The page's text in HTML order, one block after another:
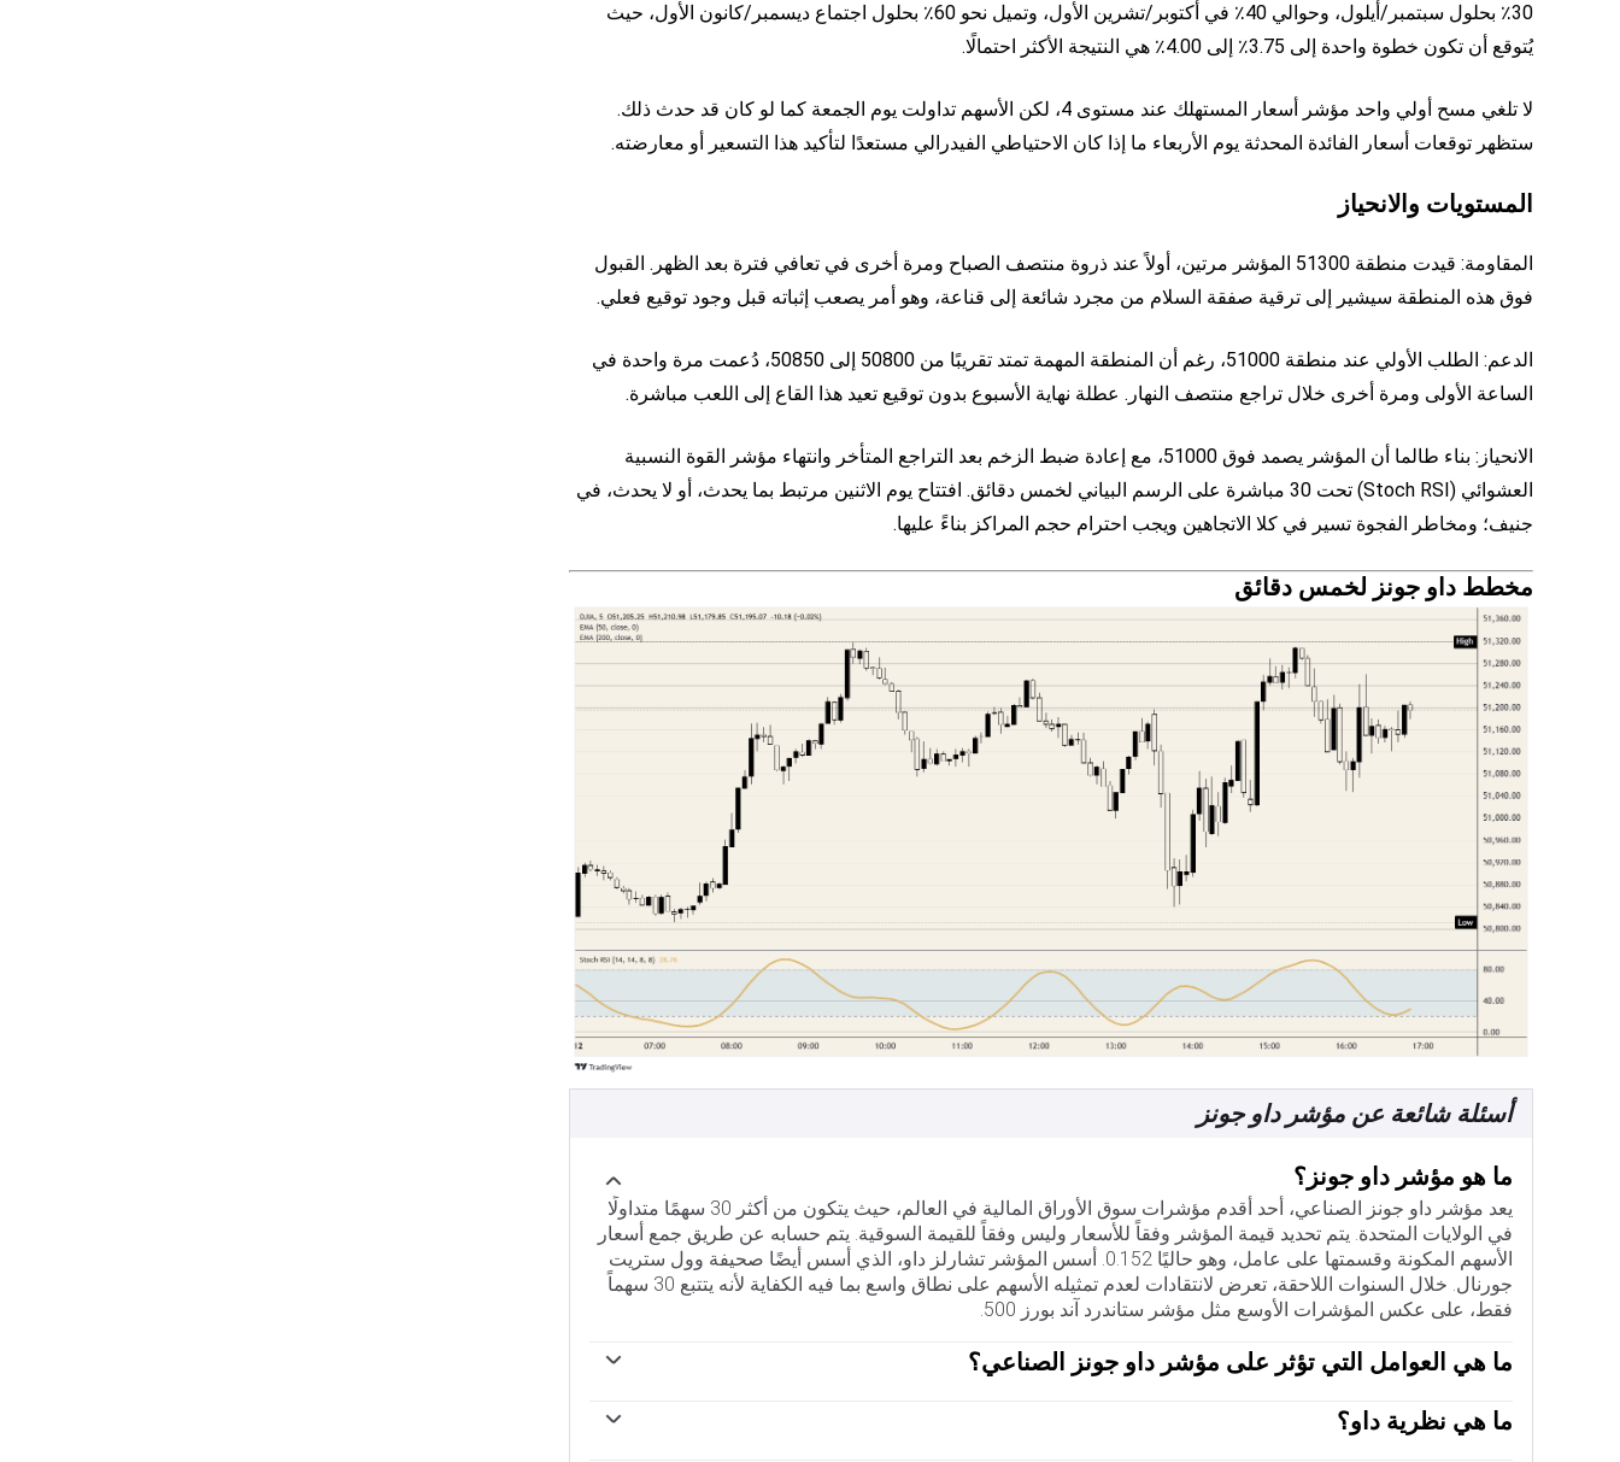
30٪ بحلول سبتمبر/أيلول، وحوالي 40٪ في أكتوبر/تشرين الأول، وتميل نحو 60٪ بحلول اجتماع ديسمبر/كانون الأول، حيث
يُتوقع أن تكون خطوة واحدة إلى 3.75٪ إلى 4.00٪ هي النتيجة الأكثر احتمالًا.
لا تلغي مسح أولي واحد مؤشر أسعار المستهلك عند مستوى 4، لكن الأسهم تداولت يوم الجمعة كما لو كان قد حدث ذلك.
ستظهر توقعات أسعار الفائدة المحدثة يوم الأربعاء ما إذا كان الاحتياطي الفيدرالي مستعدًا لتأكيد هذا التسعير أو معارضته.
المستويات والانحياز
المقاومة: قيدت منطقة 51300 المؤشر مرتين، أولاً عند ذروة منتصف الصباح ومرة أخرى في تعافي فترة بعد الظهر. القبول
فوق هذه المنطقة سيشير إلى ترقية صفقة السلام من مجرد شائعة إلى قناعة، وهو أمر يصعب إثباته قبل وجود توقيع فعلي.
الدعم: الطلب الأولي عند منطقة 51000، رغم أن المنطقة المهمة تمتد تقريبًا من 50800 إلى 50850، دُعمت مرة واحدة في
الساعة الأولى ومرة أخرى خلال تراجع منتصف النهار. عطلة نهاية الأسبوع بدون توقيع تعيد هذا القاع إلى اللعب مباشرة.
الانحياز: بناء طالما أن المؤشر يصمد فوق 51000، مع إعادة ضبط الزخم بعد التراجع المتأخر وانتهاء مؤشر القوة النسبية
العشوائي (Stoch RSI) تحت 30 مباشرة على الرسم البياني لخمس دقائق. افتتاح يوم الاثنين مرتبط بما يحدث، أو لا يحدث، في
جنيف؛ ومخاطر الفجوة تسير في كلا الاتجاهين ويجب احترام حجم المراكز بناءً عليها.
مخطط داو جونز لخمس دقائق
أسئلة شائعة عن مؤشر داو جونز
ما هو مؤشر داو جونز؟
يعد مؤشر داو جونز الصناعي، أحد أقدم مؤشرات سوق الأوراق المالية في العالم، حيث يتكون من أكثر 30 سهمًا متداولًا
في الولايات المتحدة. يتم تحديد قيمة المؤشر وفقاً للأسعار وليس وفقاً للقيمة السوقية. يتم حسابه عن طريق جمع أسعار
الأسهم المكونة وقسمتها على عامل، وهو حاليًا 0.152. أسس المؤشر تشارلز داو، الذي أسس أيضًا صحيفة وول ستريت
جورنال. خلال السنوات اللاحقة، تعرض لانتقادات لعدم تمثيله الأسهم على نطاق واسع بما فيه الكفاية لأنه يتتبع 30 سهماً
فقط، على عكس المؤشرات الأوسع مثل مؤشر ستاندرد آند بورز 500.
ما هي العوامل التي تؤثر على مؤشر داو جونز الصناعي؟
الكشف عنه في تقارير أرباح الشركات الفصلية هو العامل الرئيسي. تساهم بيانات الاقتصاد الكلي الأمريكية والعالمية أيضًا
ما هي نظرية داو؟